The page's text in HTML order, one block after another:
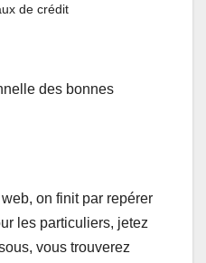
de crédit
des bonnes
on finit par repérer
les particuliers, jetez
vous trouverez